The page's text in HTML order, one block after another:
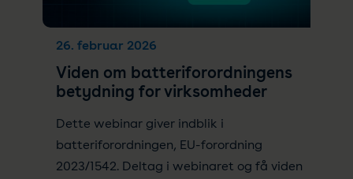
26. februar 2026
Viden om batteriforordningens
betydning for virksomheder
Dette webinar giver indblik i
batteriforordningen, EU-forordning
2023/1542. Deltag i webinaret og få viden